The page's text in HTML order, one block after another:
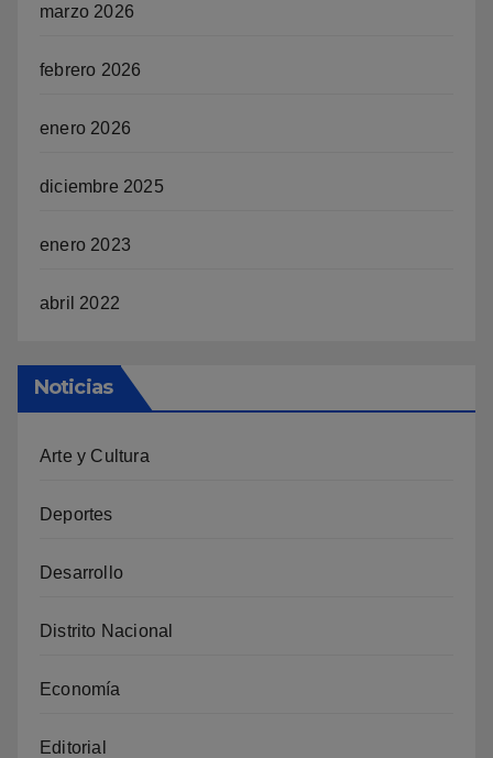
marzo 2026
febrero 2026
enero 2026
diciembre 2025
enero 2023
abril 2022
Noticias
Arte y Cultura
Deportes
Desarrollo
Distrito Nacional
Economía
Editorial